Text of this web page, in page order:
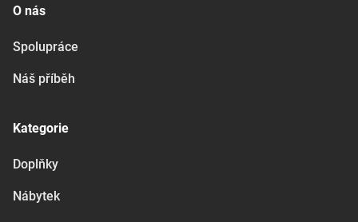
O nás
Spolupráce
Náš příběh
Kategorie
Doplňky
Nábytek